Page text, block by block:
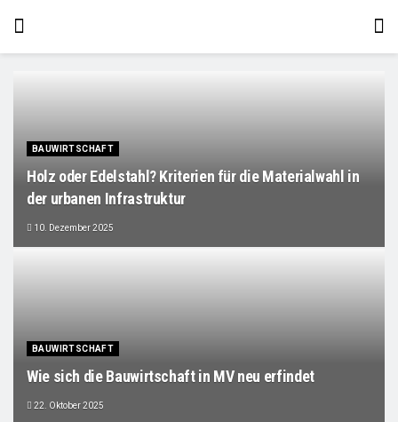
BAUWIRTSCHAFT
Holz oder Edelstahl? Kriterien für die Materialwahl in
der urbanen Infrastruktur
10. Dezember 2025
BAUWIRTSCHAFT
Wie sich die Bauwirtschaft in MV neu erfindet
22. Oktober 2025